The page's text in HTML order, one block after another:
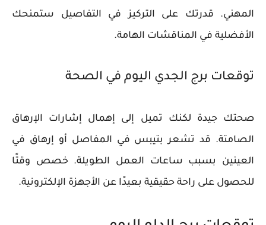
المهني. قدرتك على التركيز في التفاصيل ستمنحك
الأفضلية في المناقشات الهامة.
توقعات برج الجدي اليوم في الصحة
صحتك جيدة لكنك تميل إلى إهمال إشارات الإرهاق
الصامتة. قد تشعر بتيبس في المفاصل أو إرهاق في
العينين بسبب ساعات العمل الطويلة. خصص وقتًا
للحصول على راحة حقيقية بعيدًا عن الأجهزة الإلكترونية.